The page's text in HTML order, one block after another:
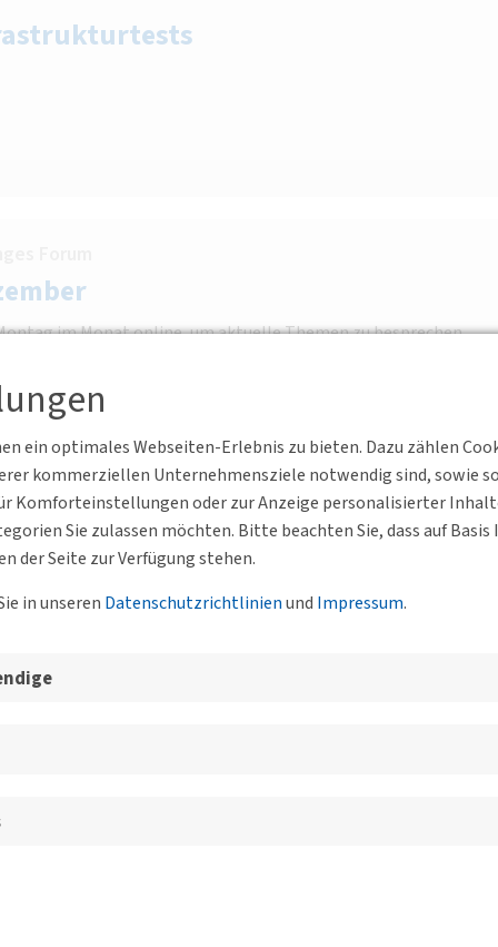
ein optimales Webseiten-Erlebnis zu bieten. Dazu zählen
kommerziellen Unternehmensziele notwendig sind, sowie
Komforteinstellungen oder zur Anzeige personalisierter
Sie zulassen möchten. Bitte beachten Sie, dass auf
der Seite zur Verfügung stehen.
in unseren Datenschutzrichtlinienund Impressum.
im Monat online, um aktuelle Themen zu besprechen,
fachlichen Austausch…
Vordere Cramergasse 11 90478 Nürnberg
BV
und Landschaft
70174 Stuttgart